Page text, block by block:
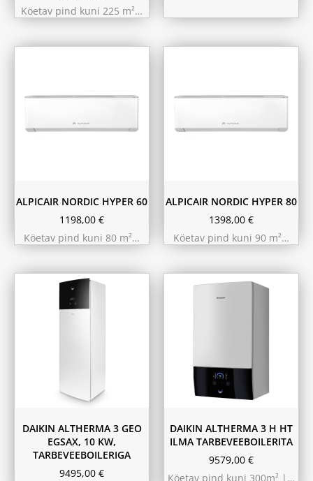
Köetav pind kuni 225 m²…
ALPICAIR NORDIC HYPER 60
1198,00 €
Köetav pind kuni 80 m²…
ALPICAIR NORDIC HYPER 80
1398,00 €
Köetav pind kuni 90 m²…
DAIKIN ALTHERMA 3 GEO
EGSAX, 10 KW,
TARBEVEEBOILERIGA
9495,00 €
10.44 kW 260m²
9.75 kW 220m²
DAIKIN ALTHERMA 3 H HT
ILMA TARBEVEEBOILERITA
9579,00 €
Köetav pind kuni 300m² |…